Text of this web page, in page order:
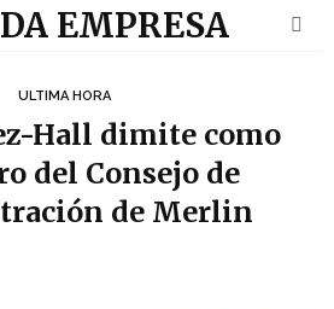
EMPRESA
ULTIMA HORA
Hall dimite como
del Consejo de
de Merlin